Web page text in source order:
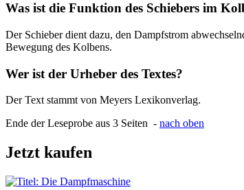
Was ist die Funktion des Schiebers im
Der Schieber dient dazu, den Dampfstrom
Bewegung des Kolbens.
Wer ist der Urheber des Textes?
Der Text stammt von Meyers Lexikonverlag.
Ende der Leseprobe aus 3 Seiten - nach oben
Jetzt kaufen